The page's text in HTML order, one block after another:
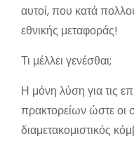
αυτοί, που κατά
εθνικής μεταφοράς!
Τι μέλλει γενέσθαι;
Η μόνη λύση για τις
πρακτορείων ώστε οι
διαμετακομιστικός